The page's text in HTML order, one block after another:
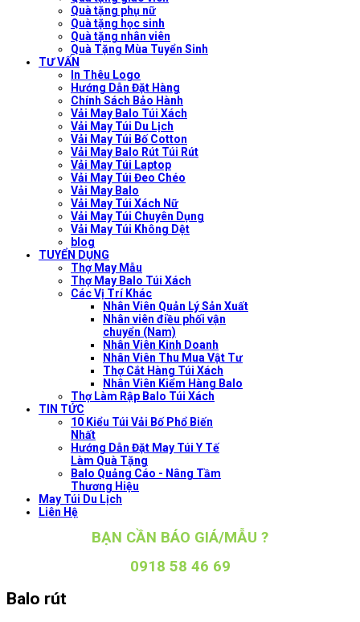
Quà tặng phụ nữ
Quà tặng học sinh
Quà tặng nhân viên
Quà Tặng Mùa Tuyển Sinh
TƯ VẤN
In Thêu Logo
Hướng Dẫn Đặt Hàng
Chính Sách Bảo Hành
Vải May Balo Túi Xách
Vải May Túi Du Lịch
Vải May Túi Bố Cotton
Vải May Balo Rút Túi Rút
Vải May Túi Laptop
Vải May Túi Đeo Chéo
Vải May Balo
Vải May Túi Xách Nữ
Vải May Túi Chuyên Dụng
Vải May Túi Không Dệt
blog
TUYỂN DỤNG
Thợ May Mẫu
Thợ May Balo Túi Xách
Các Vị Trí Khác
Nhân Viên Quản Lý Sản Xuất
Nhân viên điều phối vận
chuyển (Nam)
Nhân Viên Kinh Doanh
Nhân Viên Thu Mua Vật Tư
Thợ Cắt Hàng Túi Xách
Nhân Viên Kiểm Hàng Balo
Thợ Làm Rập Balo Túi Xách
TIN TỨC
10 Kiểu Túi Vải Bố Phổ Biến
Nhất
Hướng Dẫn Đặt May Túi Y Tế
Làm Quà Tặng
Balo Quảng Cáo - Nâng Tầm
Thương Hiệu
May Túi Du Lịch
Liên Hệ
BẠN CẦN BÁO GIÁ/MẪU ?
0918 58 46 69
Balo rút